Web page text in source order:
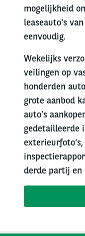
mogelijkheid
leaseauto's
eenvoudig.
Wekelijks
veilingen op
honderden
grote aanbod
auto’s
gedetailleerde
derde partij en